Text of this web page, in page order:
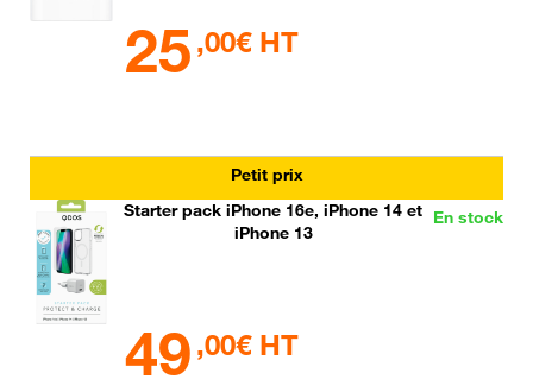
25 ,00€ HT
Petit prix
En stock
Starter pack iPhone 16e, iPhone 14 et
iPhone 13
49 ,00€ HT